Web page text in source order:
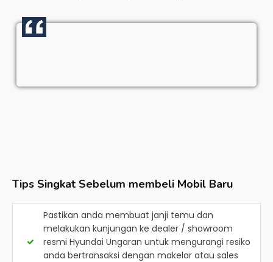
Tips Singkat Sebelum membeli Mobil Baru
Pastikan anda membuat janji temu dan
melakukan kunjungan ke dealer / showroom
resmi Hyundai Ungaran untuk mengurangi resiko
anda bertransaksi dengan makelar atau sales